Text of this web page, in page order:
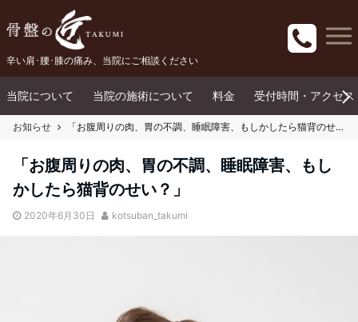
辛い肩･腰･膝の痛み、当院にご相談ください
当院について 当院の施術について 料金 受付時間・アクセス
お知らせ 「お腹周りの肉、胃の不調、睡眠障害、もしかしたら猫背のせい？」
「お腹周りの肉、胃の不調、睡眠障害、もし
かしたら猫背のせい？」
2020年6月30日 kotsuban_takumi